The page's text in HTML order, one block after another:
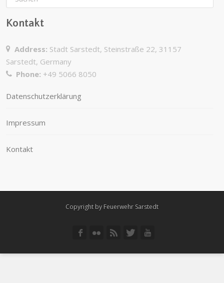
Kontakt
Address: Stadt Sarstedt, Steinstraße 22, 31157
Sarstedt, Germany
Phone: +49 5066 8050
Datenschutzerklärung
Impressum
Kontakt
Copyright by Feuerwehr Sarstedt